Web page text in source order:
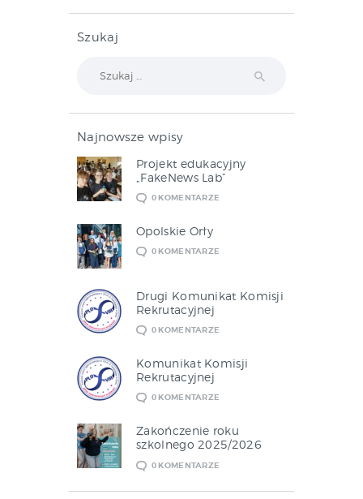
Szukaj
Najnowsze wpisy
Projekt edukacyjny
„FakeNews Lab”
0 KOMENTARZE
Opolskie Orły
0 KOMENTARZE
Drugi Komunikat Komisji
Rekrutacyjnej
0 KOMENTARZE
Komunikat Komisji
Rekrutacyjnej
0 KOMENTARZE
Zakończenie roku
szkolnego 2025/2026
0 KOMENTARZE